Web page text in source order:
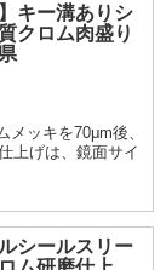
キー溝ありシ
クロム肉盛り
ッキを70μm後、
上げは、鏡面サイ
シールスリー